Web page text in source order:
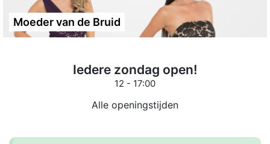
Moeder van de Bruid
Iedere zondag open!
12 - 17:00
Alle openingstijden